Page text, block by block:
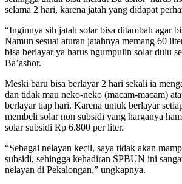
selama 2 hari, karena jatah yang didapat
“Inginnya sih jatah solar bisa ditambah agar
Namun sesuai aturan jatahnya memang 60
bisa berlayar ya harus ngumpulin solar dulu
Ba’ashor.
Meski baru bisa berlayar 2 hari sekali ia
dan tidak mau neko-neko (macam-macam)
berlayar tiap hari. Karena untuk berlayar
membeli solar non subsidi yang harganya
solar subsidi Rp 6.800 per liter.
“Sebagai nelayan kecil, saya tidak akan
subsidi, sehingga kehadiran SPBUN ini
nelayan di Pekalongan,” ungkapnya.